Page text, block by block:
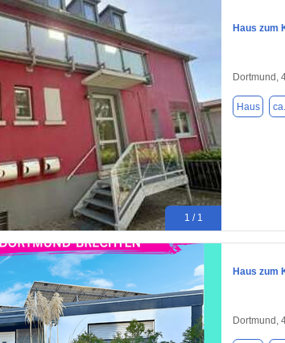
1 / 1
Haus zum
Dortmund,
Haus
Haus zum
Dortmund,